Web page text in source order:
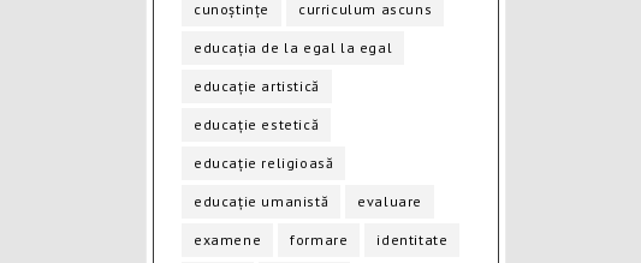
cunoștințe curriculum ascuns
educația de la egal la egal
educație artistică
educație estetică
educație religioasă
educație umanistă evaluare
examene formare identitate